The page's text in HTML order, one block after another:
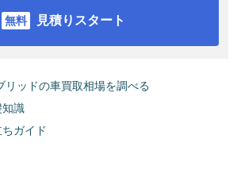
見積りスタート
リッドの車買取相場を調べる
知識
ガイド